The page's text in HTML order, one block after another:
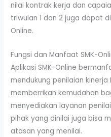
nilai kontrak kerja dan
triwulan 1 dan 2 juga dapat
Online.
Fungsi dan Manfaat SMK-
Aplikasi SMK-Online
mendukung penilaian kinerja
memberrikan kemudahan
menyediakan layanan
pihak yang dinilai juga bisa
atasan yang menilai.